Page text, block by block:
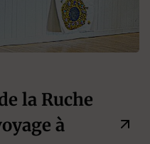
la Ruche
à